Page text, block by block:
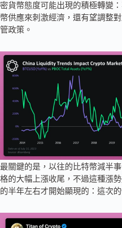
密貨幣態度可能出現的積極轉變
幣供應來刺激經濟，還有望調整
管政策。
最關鍵的是，以往的比特幣減半
格的大幅上漲收尾，不過這種漲
的半年左右才開始顯現的：這次